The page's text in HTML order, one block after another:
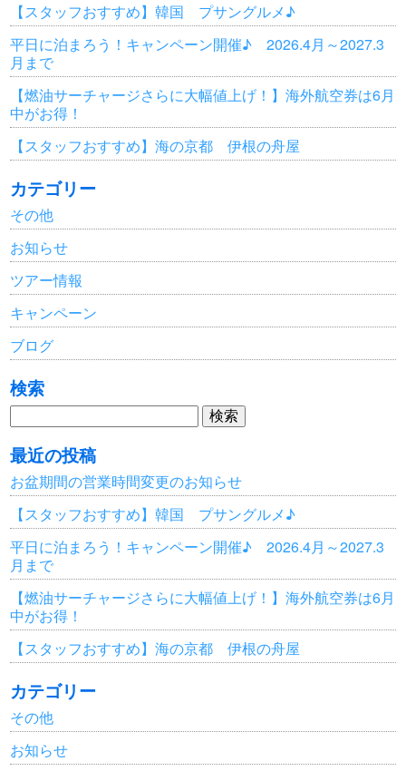
【スタッフおすすめ】韓国 プサングルメ♪
平日に泊まろう！キャンペーン開催♪ 2026.4月～2027.3
月まで
【燃油サーチャージさらに大幅値上げ！】海外航空券は6月
中がお得！
【スタッフおすすめ】海の京都 伊根の舟屋
カテゴリー
その他
お知らせ
ツアー情報
キャンペーン
ブログ
検索
検
索:
最近の投稿
お盆期間の営業時間変更のお知らせ
【スタッフおすすめ】韓国 プサングルメ♪
平日に泊まろう！キャンペーン開催♪ 2026.4月～2027.3
月まで
【燃油サーチャージさらに大幅値上げ！】海外航空券は6月
中がお得！
【スタッフおすすめ】海の京都 伊根の舟屋
カテゴリー
その他
お知らせ